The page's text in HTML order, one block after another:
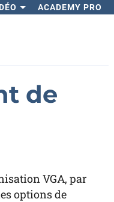
ACADEMY PRO
de
VGA, par
options de